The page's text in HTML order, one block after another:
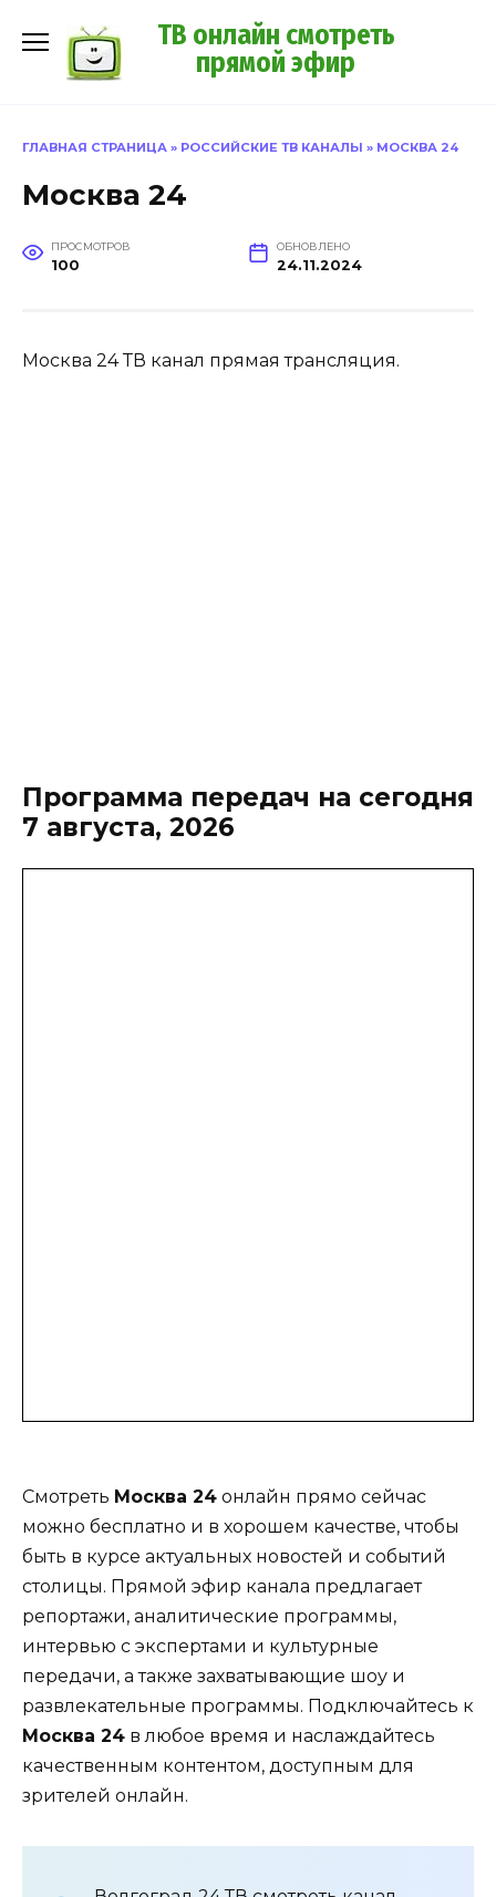
содержанию
ТВ онлайн смотреть
прямой эфир
ГЛАВНАЯ СТРАНИЦА » РОССИЙСКИЕ ТВ КАНАЛЫ » МОСКВА 24
Москва 24
ПРОСМОТРОВ
100
ОБНОВЛЕНО
24.11.2024
Москва 24 ТВ канал прямая трансляция.
Программа передач на сегодня
7 августа, 2026
Смотреть Москва 24 онлайн прямо сейчас
можно бесплатно и в хорошем качестве, чтобы
быть в курсе актуальных новостей и событий
столицы. Прямой эфир канала предлагает
репортажи, аналитические программы,
интервью с экспертами и культурные
передачи, а также захватывающие шоу и
развлекательные программы. Подключайтесь к
Москва 24 в любое время и наслаждайтесь
качественным контентом, доступным для
зрителей онлайн.